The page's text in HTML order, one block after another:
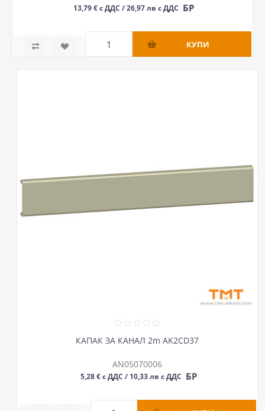
13,79 € с ДДС / 26,97 лв с ДДС БР
КАПАК ЗА КАНАЛ 2m AK2CD37
AN05070006
5,28 € с ДДС / 10,33 лв с ДДС БР